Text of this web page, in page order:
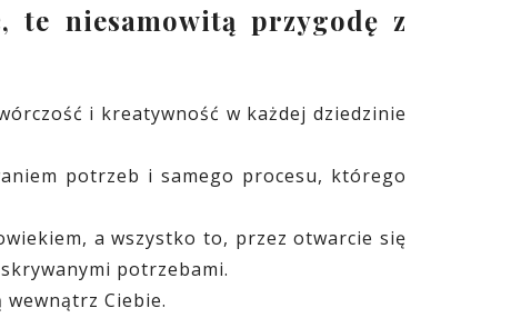
te niesamowitą przygodę z
i kreatywność w każdej dziedzinie
potrzeb i samego procesu, którego
a wszystko to, przez otwarcie się
potrzebami.
Ciebie.